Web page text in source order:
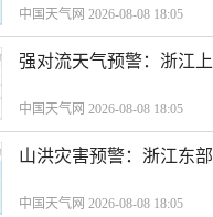
中国天气网 2026-08-08 18:05
强对流天气预警：浙江
中国天气网 2026-08-08 18:05
山洪灾害预警：浙江东
中国天气网 2026-08-08 18:05